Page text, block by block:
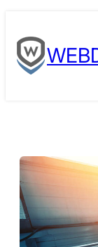
to
content